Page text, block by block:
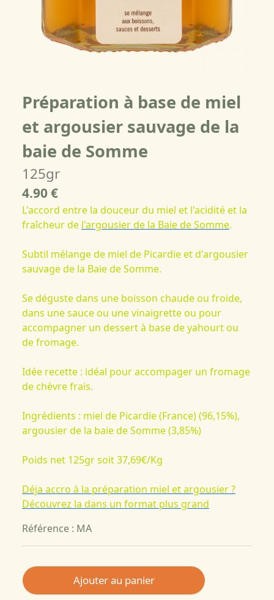
Préparation à base de miel
et argousier sauvage de la
baie de Somme
125gr
4.90 €
L'accord entre la douceur du miel et l'acidité et la
fraîcheur de l'argousier de la Baie de Somme.
Subtil mélange de miel de Picardie et d'argousier
sauvage de la Baie de Somme.
Se déguste dans une boisson chaude ou froide,
dans une sauce ou une vinaigrette ou pour
accompagner un dessert à base de yahourt ou
de fromage.
Idée recette : idéal pour accompager un fromage
de chèvre frais.
Ingrédients : miel de Picardie (France) (96,15%),
argousier de la baie de Somme (3,85%)
Poids net 125gr soit 37,69€/Kg
Déja accro à la préparation miel et argousier ?
Découvrez la dans un format plus grand
Référence : MA
Ajouter au panier